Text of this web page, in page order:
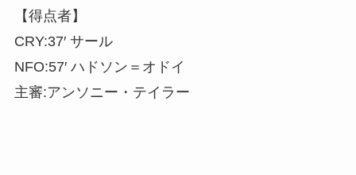
【得点者】
CRY:37′ サール
NFO:57′ ハドソン＝オドイ
主審:アンソニー・テイラー